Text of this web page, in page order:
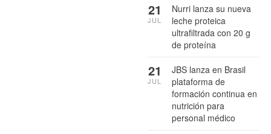
Nurri lanza su nueva
leche proteica
ultrafiltrada con 20 g
de proteína
21
JUL
JBS lanza en Brasil
plataforma de
formación continua en
nutrición para
personal médico
21
JUL